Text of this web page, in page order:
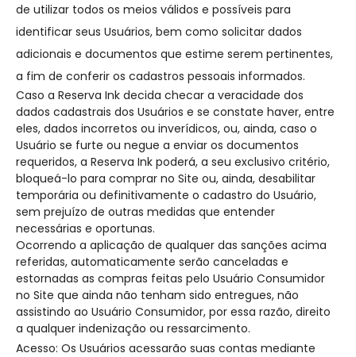
de utilizar todos os meios válidos e possíveis para
identificar seus Usuários, bem como solicitar dados
adicionais e documentos que estime serem pertinentes,
a fim de conferir os cadastros pessoais informados.
Caso a Reserva Ink decida checar a veracidade dos
dados cadastrais dos Usuários e se constate haver, entre
eles, dados incorretos ou inverídicos, ou, ainda, caso o
Usuário se furte ou negue a enviar os documentos
requeridos, a Reserva Ink poderá, a seu exclusivo critério,
bloqueá-lo para comprar no Site ou, ainda, desabilitar
temporária ou definitivamente o cadastro do Usuário,
sem prejuízo de outras medidas que entender
necessárias e oportunas.
Ocorrendo a aplicação de qualquer das sanções acima
referidas, automaticamente serão canceladas e
estornadas as compras feitas pelo Usuário Consumidor
no Site que ainda não tenham sido entregues, não
assistindo ao Usuário Consumidor, por essa razão, direito
a qualquer indenização ou ressarcimento.
Acesso: Os Usuários acessarão suas contas mediante